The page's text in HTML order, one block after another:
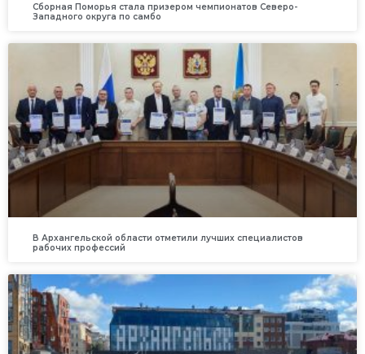
Сборная Поморья стала призером чемпионатов Северо-
Западного округа по самбо
В Архангельской области отметили лучших специалистов
рабочих профессий